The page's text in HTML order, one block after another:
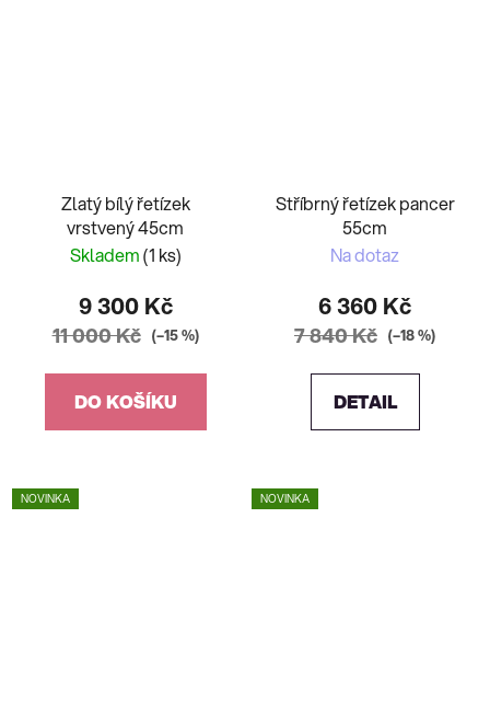
Zlatý bílý řetízek
vrstvený 45cm
Skladem(1 ks)
9 300 Kč
11 000 Kč (–15 %)
DO KOŠÍKU
Stříbrný řetízek pancer
55cm
Na dotaz
6 360 Kč
7 840 Kč (–18 %)
DETAIL
NOVINKA NOVINKA